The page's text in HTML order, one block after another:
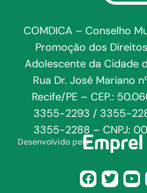
COMDICA – Conselho
Promoção dos
Adolescente da Cidade
Rua Dr. José Mariano
Recife/PE – CEP.:
3355-2293 / 3355-
3355-2288 – CNPJ:
Desenvolvido pela